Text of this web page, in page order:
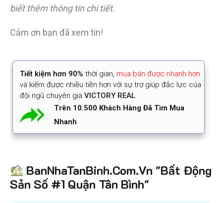
biết thêm thông tin chi tiết.
Cảm ơn bạn đã xem tin!
Tiết kiệm hơn 90% thời gian, mua bán được nhanh hơn
và kiếm được nhiều tiền hơn với sự trợ giúp đắc lực của
đội ngũ chuyên gia VICTORY REAL
Trên 10.500 Khách Hàng Đã Tìm Mua
Nhanh
BanNhaTanBinh.Com.Vn "Bất Động
Sản Số #1 Quận Tân Bình"